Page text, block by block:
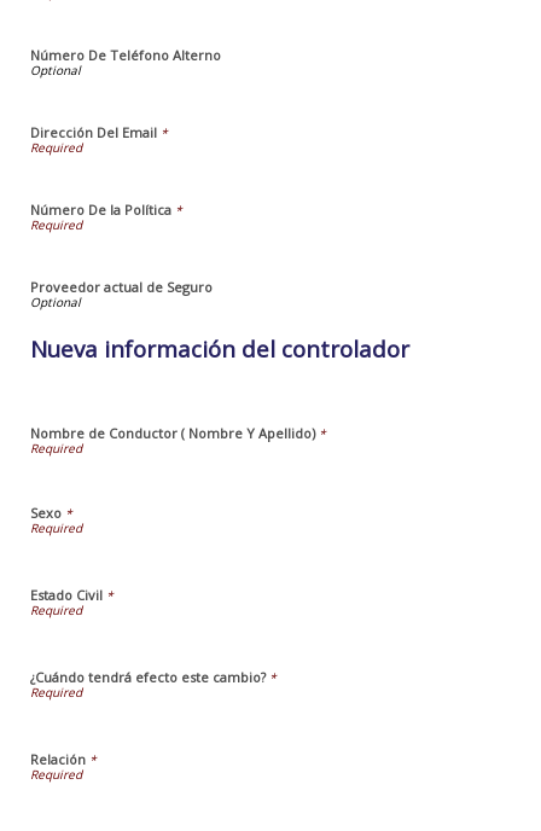
Número De Teléfono Alterno
Dirección Del Email *
Número De la Política *
Proveedor actual de Seguro
Nueva información del controlador
Nombre de Conductor ( Nombre Y Apellido) *
Sexo *
Estado Civil *
¿Cuándo tendrá efecto este cambio?*
Relación *